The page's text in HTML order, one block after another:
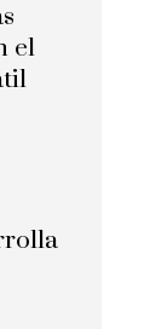
el